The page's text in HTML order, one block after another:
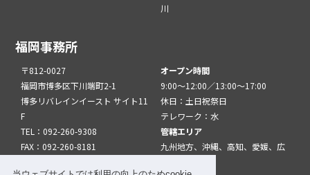
川
福岡事務所
〒812-0027
福岡市博多区下川端町2-1
博多リバレインイースト サイト11
F
TEL：092-260-9308
FAX：092-260-8181
オープン時間
9:00～12:00／13:00～17:00
休日：土日祝祭日
テレワーク：水
管轄エリア
九州地方、沖縄、高知、愛媛、広